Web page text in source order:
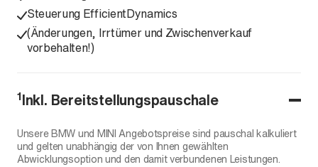
Steuerung EfficientDynamics
(Änderungen, Irrtümer und Zwischenverkauf
vorbehalten!)
1Inkl. Bereitstellungspauschale
Unsere BMW und MINI Angebotspreise sind pauschal kalkuliert
und gelten unabhängig der von Ihnen gewählten
Abwicklungsoption und den damit verbundenen Leistungen.